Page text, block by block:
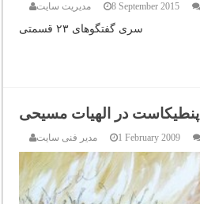
مدیریت سایت 8 September 2015
سری گفتگوهای ۲۳ قسمتی
پنطیکاست در الهیات مسیحی
مدیر فنی سایت 1 February 2009